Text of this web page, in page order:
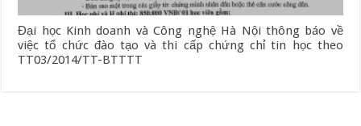
Đại học Kinh doanh và Công nghệ Hà Nội thông báo về
việc tổ chức đào tạo và thi cấp chứng chỉ tin học theo
TT03/2014/TT-BTTTT